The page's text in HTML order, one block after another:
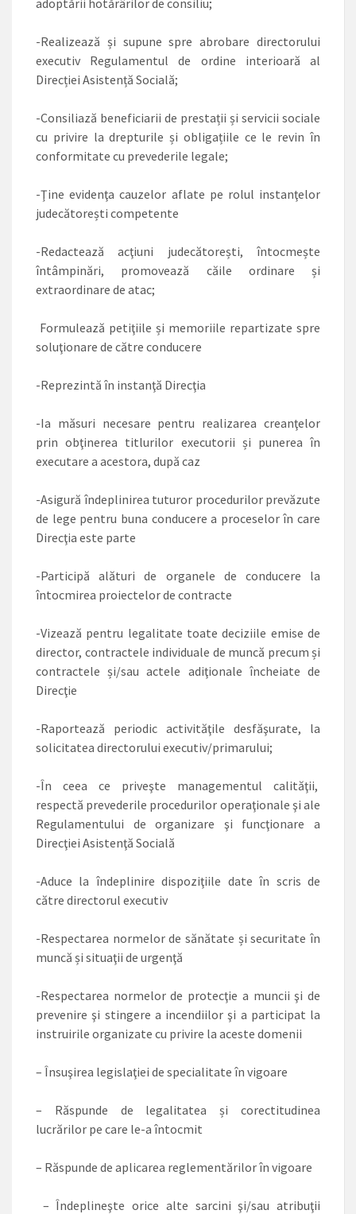
adoptării hotărârilor de consiliu;
-Realizează și supune spre abrobare directorului
executiv Regulamentul de ordine interioară al
Direcției Asistență Socială;
-Consiliază beneficiarii de prestații și servicii sociale
cu privire la drepturile și obligațiile ce le revin în
conformitate cu prevederile legale;
-Ţine evidenţa cauzelor aflate pe rolul instanţelor
judecătorești competente
-Redactează acţiuni judecătorești, întocmește
întâmpinări, promovează căile ordinare și
extraordinare de atac;
Formulează petiţiile și memoriile repartizate spre
soluţionare de către conducere
-Reprezintă în instanţă Direcţia
-Ia măsuri necesare pentru realizarea creanţelor
prin obţinerea titlurilor executorii și punerea în
executare a acestora, după caz
-Asigură îndeplinirea tuturor procedurilor prevăzute
de lege pentru buna conducere a proceselor în care
Direcţia este parte
-Participă alături de organele de conducere la
întocmirea proiectelor de contracte
-Vizează pentru legalitate toate deciziile emise de
director, contractele individuale de muncă precum și
contractele și/sau actele adiţionale încheiate de
Direcţie
-Raportează periodic activităţile desfăşurate, la
solicitatea directorului executiv/primarului;
-În ceea ce priveşte managementul calităţii,
respectă prevederile procedurilor operaţionale şi ale
Regulamentului de organizare şi funcţionare a
Direcţiei Asistenţă Socială
-Aduce la îndeplinire dispoziţiile date în scris de
către directorul executiv
-Respectarea normelor de sănătate și securitate în
muncă și situaţii de urgenţă
-Respectarea normelor de protecţie a muncii şi de
prevenire şi stingere a incendiilor şi a participat la
instruirile organizate cu privire la aceste domenii
– Însuşirea legislaţiei de specialitate în vigoare
– Răspunde de legalitatea și corectitudinea
lucrărilor pe care le-a întocmit
– Răspunde de aplicarea reglementărilor în vigoare
– Îndeplineşte orice alte sarcini şi/sau atribuţii